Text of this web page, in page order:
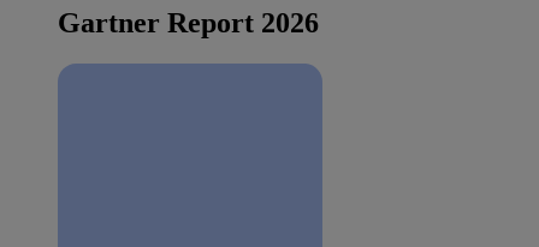
Gartner Report 2026